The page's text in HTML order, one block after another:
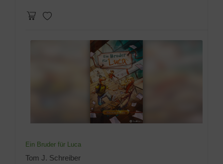
Ein Bruder für Luca
Tom J. Schreiber